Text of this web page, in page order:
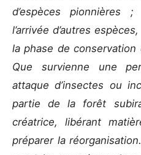
d’espèces pionnières ;
l’arrivée d’autres
la phase de
Que survienne une
attaque d’insectes ou
partie de la forêt
créatrice, libérant
préparer la